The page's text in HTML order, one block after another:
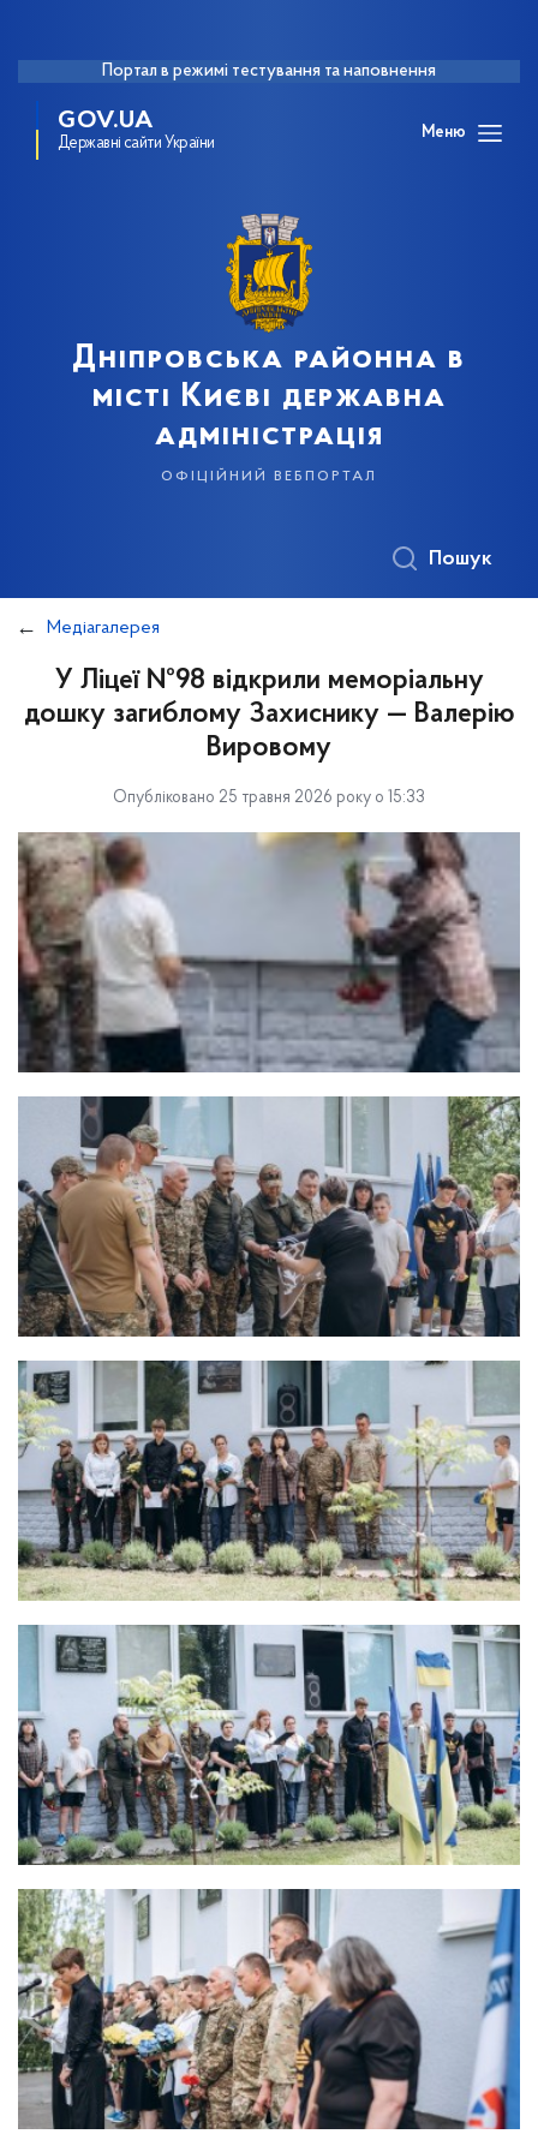
Портал в режимі тестування та наповнення
GOV.UA
Державні сайти України
Меню
Дніпровська районна в
місті Києві державна
адміністрація
офіційний вебпортал
Пошук
Медіагалерея
У Ліцеї №98 відкрили меморіальну
дошку загиблому Захиснику — Валерію
Вировому
Опубліковано 25 травня 2026 року о 15:33